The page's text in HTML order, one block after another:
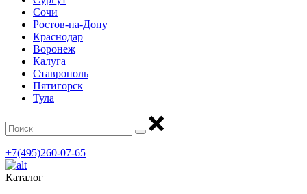
Сочи
Ростов-на-Дону
Краснодар
Воронеж
Калуга
Ставрополь
Пятигорск
Тула
+7(495)260-07-65
Каталог